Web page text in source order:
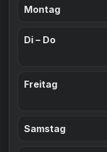
Montag
Di – Do
Freitag
Samstag